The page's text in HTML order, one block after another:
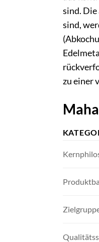
sind.
sind,
zu einer